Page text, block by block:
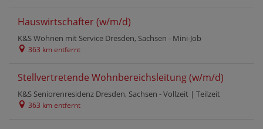
Hauswirtschafter (w/m/d)
K&S Wohnen mit Service Dresden, Sachsen - Mini-Job
363 km entfernt
Stellvertretende Wohnbereichsleitung (w/m/d)
K&S Seniorenresidenz Dresden, Sachsen -Vollzeit | Teilzeit
363 km entfernt